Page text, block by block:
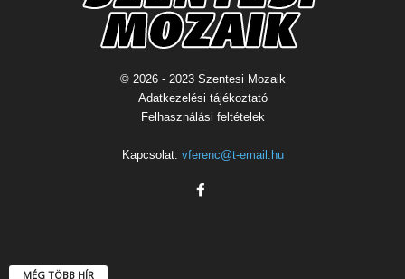
© 2026 - 2023 Szentesi Mozaik
Adatkezelési tájékoztató
Felhasználási feltételek
Kapcsolat: vferenc@t-email.hu
MÉG TÖBB HÍR